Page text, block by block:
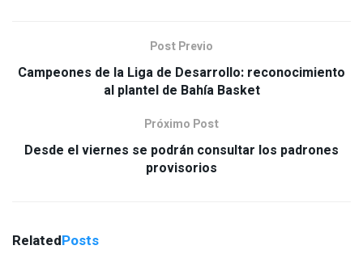
Post Previo
Campeones de la Liga de Desarrollo: reconocimiento
al plantel de Bahía Basket
Próximo Post
Desde el viernes se podrán consultar los padrones
provisorios
RelatedPosts